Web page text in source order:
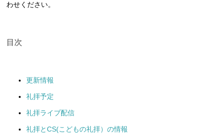
わせください。
目次
更新情報
礼拝予定
礼拝ライブ配信
礼拝とCS(こどもの礼拝）の情報